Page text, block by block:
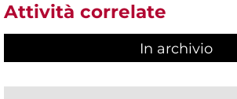
Attività correlate
In archivio